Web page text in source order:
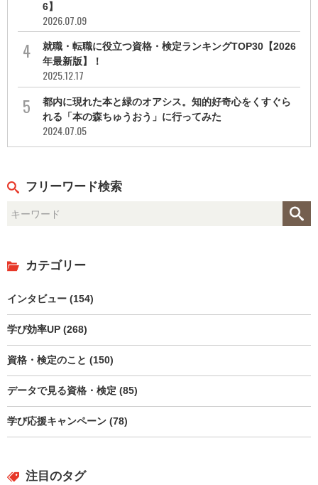
6】
2026.07.09
就職・転職に役立つ資格・検定ランキングTOP30【2026
年最新版】！
2025.12.17
都内に現れた本と緑のオアシス。知的好奇心をくすぐら
れる「本の森ちゅうおう」に行ってみた
2024.07.05
フリーワード検索
カテゴリー
インタビュー (154)
学び効率UP (268)
資格・検定のこと (150)
データで見る資格・検定 (85)
学び応援キャンペーン (78)
注目のタグ